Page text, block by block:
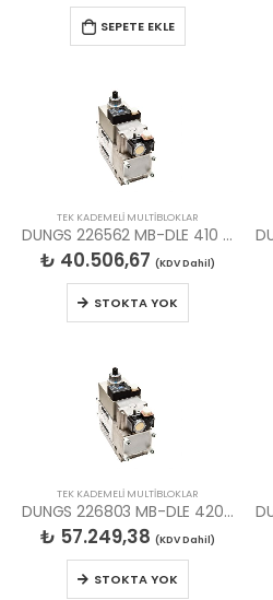
SEPETE EKLE
TEK KADEMELİ MULTİBLOKLAR
DUNGS 226562 MB-DLE 410 B01 S20 MULTIBLOK
₺ 40.506,67 (KDV Dahil)
STOKTA YOK
TEK KADEMELİ MULTİBLOKLAR
DUNGS 226803 MB-DLE 420 B01 S20 MULTIBLOK
₺ 57.249,38 (KDV Dahil)
STOKTA YOK